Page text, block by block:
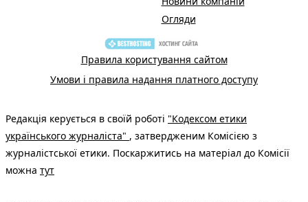
Огляди
Правила користування сайтом
Умови і правила надання платного доступу
Редакція керується в своїй роботі "Кодексом етики
українського журналіста" , затвердженим Комісією з
журналістської етики. Поскаржитись на матеріал до Комісії
можна тут